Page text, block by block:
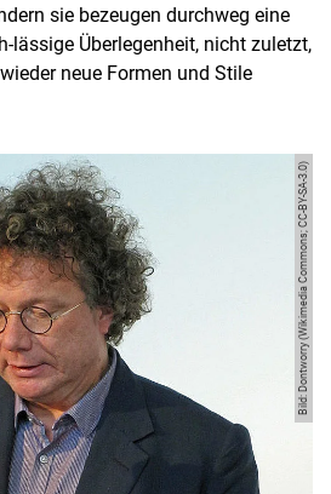
sie bezeugen durchweg eine
lässige Überlegenheit, nicht zuletzt,
neue Formen und Stile
Bild: Dontworry (Wikimedia Commons; CC-BY-SA-3.0)